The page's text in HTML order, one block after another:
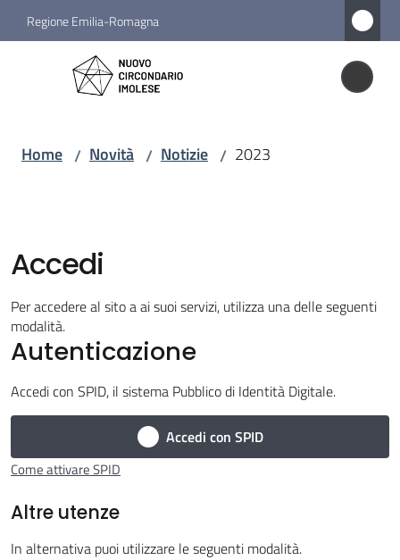
Vai al contenuto
Vai alla navigazione
Vai al footer
Regione Emilia-Romagna
Nuovo Circondario Imolese
Nuovo
Circondario
Menu selezionato
Servizi
il
Circondario
Home / Novità / Notizie / 2023
Accedi
Per accedere al sito a ai suoi servizi, utilizza una delle seguenti
modalità.
Autenticazione
Accedi con SPID, il sistema Pubblico di Identità Digitale.
Accedi con SPID
Come attivare SPID
Altre utenze
In alternativa puoi utilizzare le seguenti modalità.